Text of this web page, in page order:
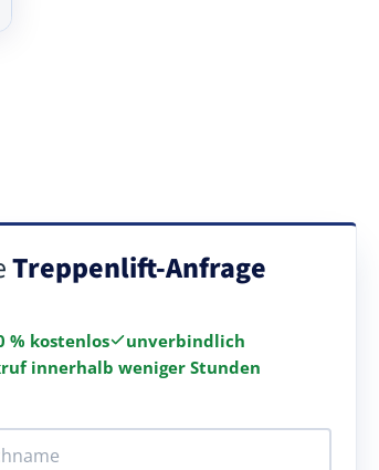
Treppenlift-Anfrage
% kostenlos
unverbindlich
innerhalb weniger Stunden